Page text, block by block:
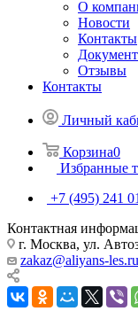
О
Новости
Контакты
Отзывы
Контакты
Личный
Корзина0
Избранные
+7 (495) 241
Контактная
г. Москва, ул.
zakaz@aliyans-les.ru